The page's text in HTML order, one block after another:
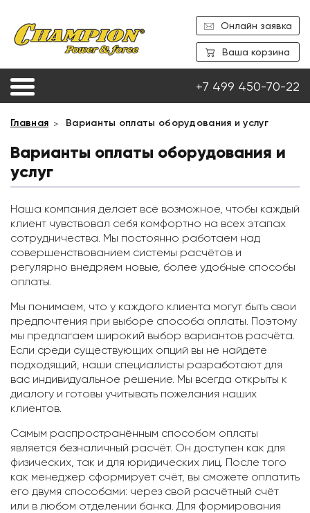
Онлайн заявка
Ваша корзина
+7 499 450-70-22
Главная Варианты оплаты оборудования и услуг
Варианты оплаты оборудования и
услуг
Наша компания делает всё возможное, чтобы каждый
клиент чувствовал себя комфортно на всех этапах
сотрудничества. Мы постоянно работаем над
совершенствованием системы расчётов и
регулярно внедряем новые, более удобные способы
оплаты.
Мы понимаем, что у каждого клиента могут быть свои
предпочтения при выборе способа оплаты. Поэтому
мы предлагаем широкий выбор вариантов расчёта.
Если среди существующих опций вы не найдёте
подходящий, наши специалисты разработают для
вас индивидуальное решение. Мы всегда открыты к
диалогу и готовы учитывать пожелания наших
клиентов.
Самым распространённым способом оплаты
является безналичный расчёт. Он доступен как для
физических, так и для юридических лиц. После того
как менеджер сформирует счёт, вы сможете оплатить
его двумя способами: через свой расчётный счёт
или в любом отделении банка. Для формирования